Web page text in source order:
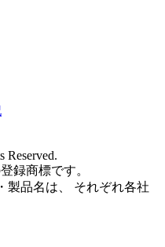
Reserved.
録商標です。
製品名は、 それぞれ各社